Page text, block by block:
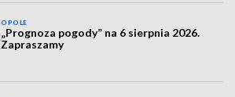
OPOLE
„Prognoza pogody” na 6 sierpnia 2026.
Zapraszamy